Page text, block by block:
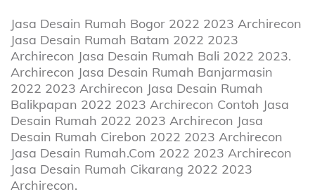
Jasa Desain Rumah Bogor 2022 2023 Archirecon
Jasa Desain Rumah Batam 2022 2023
Archirecon Jasa Desain Rumah Bali 2022 2023.
Archirecon Jasa Desain Rumah Banjarmasin
2022 2023 Archirecon Jasa Desain Rumah
Balikpapan 2022 2023 Archirecon Contoh Jasa
Desain Rumah 2022 2023 Archirecon Jasa
Desain Rumah Cirebon 2022 2023 Archirecon
Jasa Desain Rumah.Com 2022 2023 Archirecon
Jasa Desain Rumah Cikarang 2022 2023
Archirecon.